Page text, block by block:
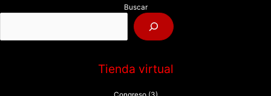
o
:
Buscar
Tienda virtual